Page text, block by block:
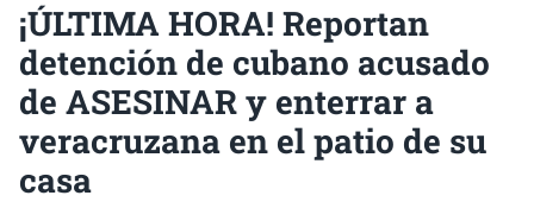
¡ÚLTIMA HORA! Reportan
detención de cubano acusado
de ASESINAR y enterrar a
veracruzana en el patio de su
casa